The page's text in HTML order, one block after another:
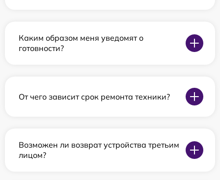
Каким образом меня уведомят о
готовности?
От чего зависит срок ремонта техники?
Возможен ли возврат устройства третьим
лицом?